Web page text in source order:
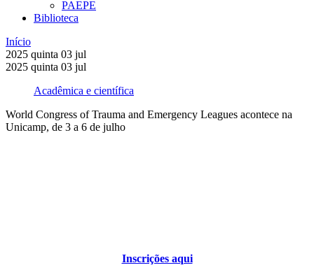
PAEPE
Biblioteca
Início
2025 quinta 03 jul
2025 quinta 03 jul
Acadêmica e científica
World Congress of Trauma and Emergency Leagues acontece na
Unicamp, de 3 a 6 de julho
Inscrições aqui